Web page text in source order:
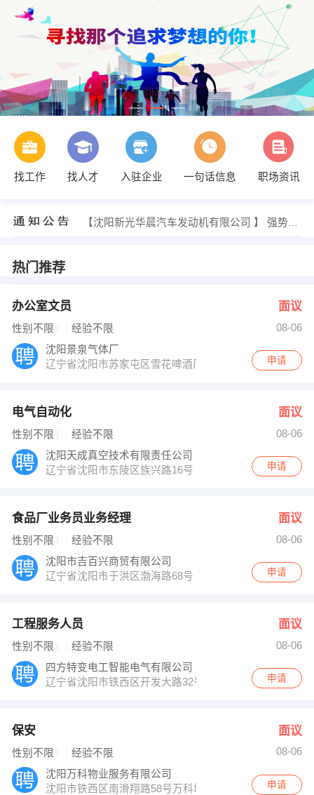
找工作 找人才 入驻企业 一句话信息
职场资讯
【沈阳新光华晨汽车发动机有限公司 】 强势入驻
张经理 发布 [食品厂业务员业务经理 ] 招聘信息
温博宇 发布 [保安 ] 招聘信息
【惠州星柔传媒有限公司 】 强势入驻
热门推荐
办公室文员 面议
性别不限 经验不限
08-06
沈阳景泉气体厂
辽宁省沈阳市苏家屯区雪花啤酒厂东侧
申请
电气自动化 面议
性别不限 经验不限
08-06
沈阳天成真空技术有限责任公司
辽宁省沈阳市东陵区族兴路16号
申请
食品厂业务员业务经理 面议
性别不限 经验不限
08-06
沈阳市吉百兴商贸有限公司
辽宁省沈阳市于洪区渤海路68号
申请
工程服务人员 面议
性别不限 经验不限
08-06
四方特变电工智能电气有限公司
辽宁省沈阳市铁西区开发大路32号特变电工
申请
保安 面议
性别不限 经验不限
08-06
沈阳万科物业服务有限公司
沈阳市铁西区南滑翔路58号万科城市花园
申请